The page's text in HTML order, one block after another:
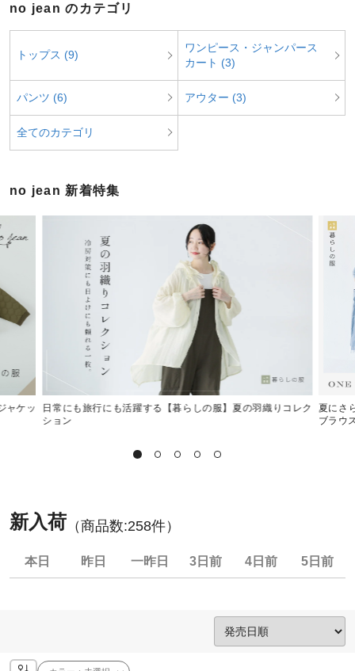
no jean のカテゴリ
トップス (9)
ワンピース・ジャンパース
カート (3)
パンツ (6) アウター (3)
全てのカテゴリ
no jean 新着特集
ャケッ
日常にも旅行にも活躍する【暮らしの服】夏の羽織りコレク
ション
夏にさ
ブラウ
新入荷 （商品数:258件）
本日 昨日 一昨日 3日前 4日前 5日前